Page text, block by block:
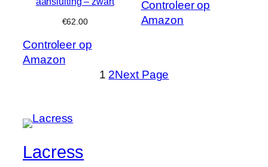
€62.00
Controleer op
Amazon
Controleer op
Amazon
1 2Next Page
Lacress